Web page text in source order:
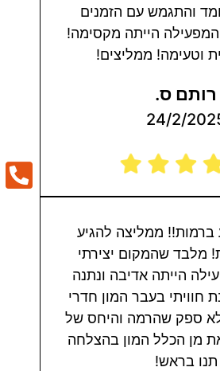
והתגמש עם הזמנים
הייתה מקסימה!
וטעימה! ממליצים!
רותם ס.
24/2/
ממליצה להגיע
מלבד שהמקום יצירתי
הייתה אדיבה ונתנה
חוויתי בעבר המון חדרי
ספק שהרמה והיחס של
מן הכלל המון בהצלחה
תנו בראש!